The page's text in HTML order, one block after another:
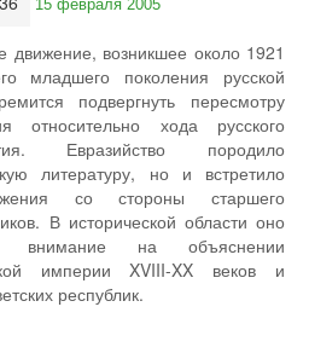
15 февраля 2005
движение, возникшее около 1921
младшего поколения русской
подвергнуть пересмотру
относительно хода русского
Евразийство породило
литературу, но и встретило
со стороны старшего
В исторической области оно
внимание на объяснении
империи XVIII-XX веков и
республик.